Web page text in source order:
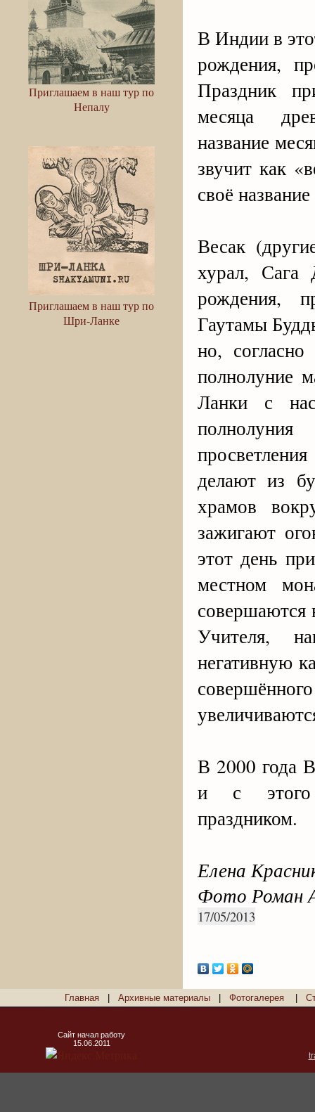
Приглашаем в наш тур по
Непалу
Приглашаем в наш тур по
Шри-Ланке
В Индии в
рождения,
Праздник
месяца
название
звучит как
своё
Весак
хурал, Сага
рождения,
Гаутамы
но,
полнолуние
Ланки с
делают из
храмов
зажигают
этот день
местном
совершаются
Учителя,
негативную
В 2000 года
и с этого
праздником.
Елена
Фото Роман
17/05/2013
Главная Архивные материалы Фотогалерея
Сайт начал работу
15.06.2011